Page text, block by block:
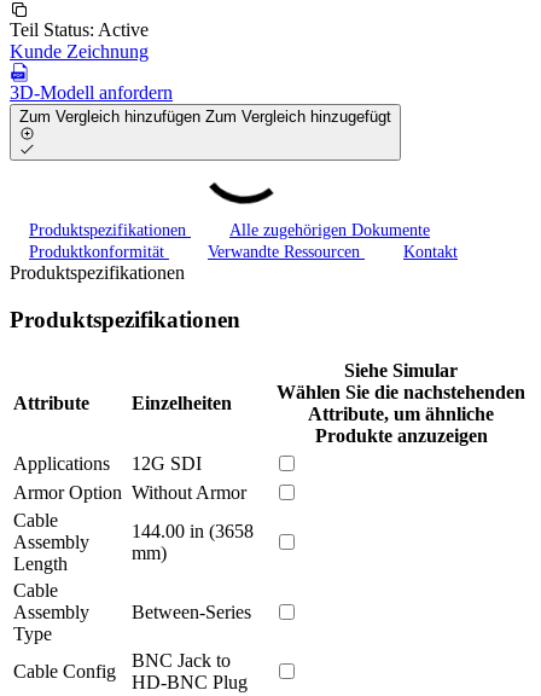
Teil Status: Active
Kunde Zeichnung
3D-Modell anfordern
Zum Vergleich hinzufügen Zum Vergleich hinzugefügt
Produktspezifikationen
Alle zugehörigen Dokumente
Produktkonformität
Verwandte Ressourcen Kontakt
Produktspezifikationen
Produktspezifikationen
Attribute Einzelheiten
Siehe Simular
Wählen Sie die nachstehenden
Attribute, um ähnliche
Produkte anzuzeigen
Applications
12G SDI
Armor Option Without Armor
Cable
Assembly
Length
144.00 in (3658
mm)
Cable
Assembly
Type
Between-Series
Cable Config
BNC Jack to
HD-BNC Plug